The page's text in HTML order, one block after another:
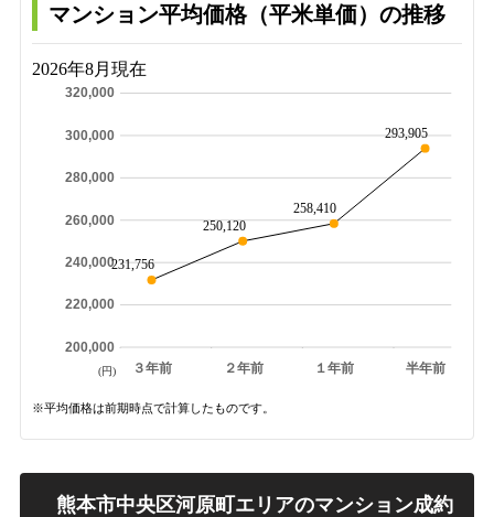
マンション平均価格（平米単価）の推移
2026年8月現在
３年前 ２年前 １年前 半年前
200,000
220,000
240,000
260,000
280,000
300,000
320,000
231,756
250,120
258,410
293,905
(円)
※平均価格は前期時点で計算したものです。
熊本市中央区河原町エリアのマンション成約